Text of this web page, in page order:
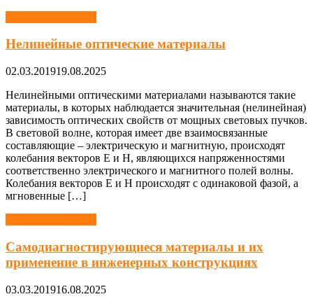
Нелинейные оптические материалы
02.03.201919.08.2025
Нелинейными оптическими материалами называются такие
материалы, в которых наблюдается значительная (нелинейная)
зависимость оптических свойств от мощных световых пучков.
В световой волне, которая имеет две взаимосвязанные
составляющие – электрическую и магнитную, происходят
колебания векторов Е и Н, являющихся напряженностями
соответственно электрического и магнитного полей волны.
Колебания векторов Е и Н происходят с одинаковой фазой, а
мгновенные […]
Самодиагностирующиеся материалы и их
применение в инженерных конструкциях
03.03.201916.08.2025